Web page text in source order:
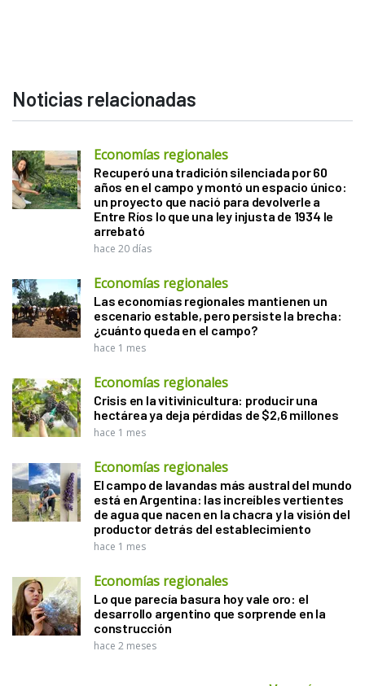
Noticias relacionadas
Economías regionales
Recuperó una tradición silenciada por 60
años en el campo y montó un espacio único:
un proyecto que nació para devolverle a
Entre Ríos lo que una ley injusta de 1934 le
arrebató
hace 20 días
Economías regionales
Las economías regionales mantienen un
escenario estable, pero persiste la brecha:
¿cuánto queda en el campo?
hace 1 mes
Economías regionales
Crisis en la vitivinicultura: producir una
hectárea ya deja pérdidas de $2,6 millones
hace 1 mes
Economías regionales
El campo de lavandas más austral del mundo
está en Argentina: las increíbles vertientes
de agua que nacen en la chacra y la visión del
productor detrás del establecimiento
hace 1 mes
Economías regionales
Lo que parecía basura hoy vale oro: el
desarrollo argentino que sorprende en la
construcción
hace 2 meses